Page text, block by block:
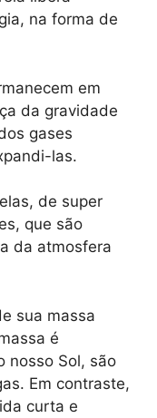
na forma de
em
da gravidade
gases
las.
de super
que são
da atmosfera
sua massa
é
nosso Sol, são
Em contraste,
curta e